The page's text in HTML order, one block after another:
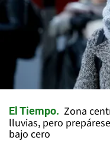
El Tiempo
Zona
lluvias, pero
bajo cero